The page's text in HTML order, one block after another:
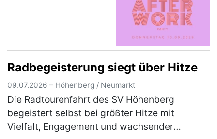
Radbegeisterung siegt über Hitze
09.07.2026 – Höhenberg / Neumarkt
Die Radtourenfahrt des SV Höhenberg
begeistert selbst bei größter Hitze mit
Vielfalt, Engagement und wachsender